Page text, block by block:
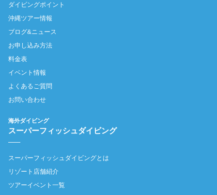
ダイビングポイント
沖縄ツアー情報
ブログ&ニュース
お申し込み方法
料金表
イベント情報
よくあるご質問
お問い合わせ
海外ダイビング
スーパーフィッシュダイビング
スーパーフィッシュダイビングとは
リゾート店舗紹介
ツアーイベント一覧